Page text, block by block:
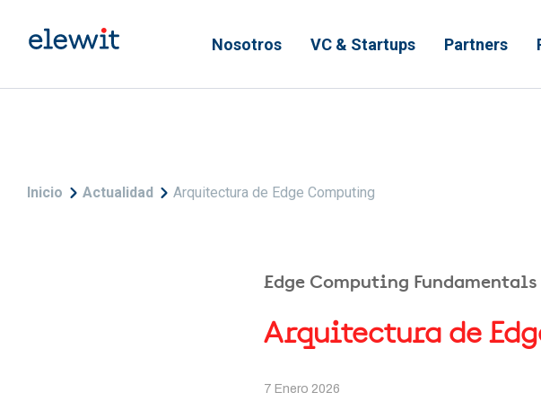
Nosotros
VC & Startups Partners
Sobrescribir enlaces de ayuda a
Inicio Actualidad Arquitectura de Edge Computing
Edge Computing Fundamentals
Arquitectura de
7 Enero 2026